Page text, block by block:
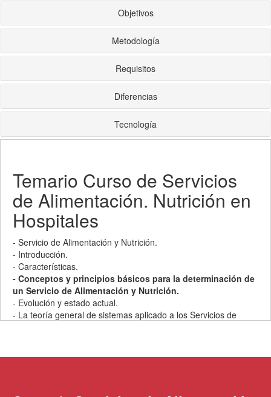
Objetivos
Metodología
Requisitos
Diferencias
Tecnología
Temario Curso de Servicios
de Alimentación. Nutrición en
Hospitales
- Servicio de Alimentación y Nutrición.
- Introducción.
- Características.
- Conceptos y principios básicos para la determinación de
un Servicio de Alimentación y Nutrición.
- Evolución y estado actual.
- La teoría general de sistemas aplicado a los Servicios de